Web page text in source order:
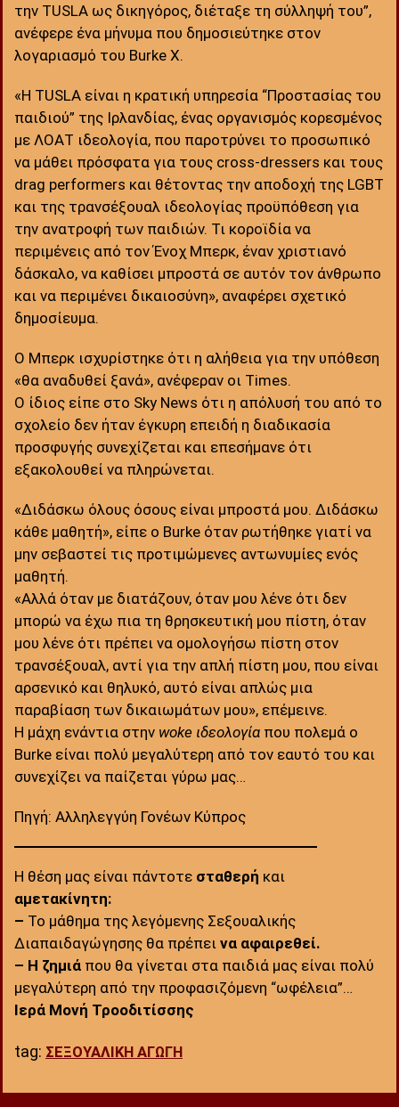
την TUSLA ως δικηγόρος, διέταξε τη σύλληψή του”,
ανέφερε ένα μήνυμα που δημοσιεύτηκε στον
λογαριασμό του Burke X.
«Η TUSLA είναι η κρατική υπηρεσία “Προστασίας του
παιδιού” της Ιρλανδίας, ένας οργανισμός κορεσμένος
με ΛΟΑΤ ιδεολογία, που παροτρύνει το προσωπικό
να μάθει πρόσφατα για τους cross-dressers και τους
drag performers και θέτοντας την αποδοχή της LGBT
και της τρανσέξουαλ ιδεολογίας προϋπόθεση για
την ανατροφή των παιδιών. Τι κοροϊδία να
περιμένεις από τον Ένοχ Μπερκ, έναν χριστιανό
δάσκαλο, να καθίσει μπροστά σε αυτόν τον άνθρωπο
και να περιμένει δικαιοσύνη», αναφέρει σχετικό
δημοσίευμα.
Ο Μπερκ ισχυρίστηκε ότι η αλήθεια για την υπόθεση
«θα αναδυθεί ξανά», ανέφεραν οι Times.
Ο ίδιος είπε στο Sky News ότι η απόλυσή του από το
σχολείο δεν ήταν έγκυρη επειδή η διαδικασία
προσφυγής συνεχίζεται και επεσήμανε ότι
εξακολουθεί να πληρώνεται.
«Διδάσκω όλους όσους είναι μπροστά μου. Διδάσκω
κάθε μαθητή», είπε ο Burke όταν ρωτήθηκε γιατί να
μην σεβαστεί τις προτιμώμενες αντωνυμίες ενός
μαθητή.
«Αλλά όταν με διατάζουν, όταν μου λένε ότι δεν
μπορώ να έχω πια τη θρησκευτική μου πίστη, όταν
μου λένε ότι πρέπει να ομολογήσω πίστη στον
τρανσέξουαλ, αντί για την απλή πίστη μου, που είναι
αρσενικό και θηλυκό, αυτό είναι απλώς μια
παραβίαση των δικαιωμάτων μου», επέμεινε.
Η μάχη ενάντια στην woke ιδεολογία που πολεμά ο
Burke είναι πολύ μεγαλύτερη από τον εαυτό του και
συνεχίζει να παίζεται γύρω μας…
Πηγή: Αλληλεγγύη Γονέων Κύπρος
Η θέση μας είναι πάντοτε σταθερή και
αμετακίνητη:
– Το μάθημα της λεγόμενης Σεξουαλικής
Διαπαιδαγώγησης θα πρέπει να αφαιρεθεί.
– Η ζημιά που θα γίνεται στα παιδιά μας είναι πολύ
μεγαλύτερη από την προφασιζόμενη “ωφέλεια”…
Ιερά Μονή Τροοδιτίσσης
tag: ΣΕΞΟΥΑΛΙΚΗ ΑΓΩΓΗ